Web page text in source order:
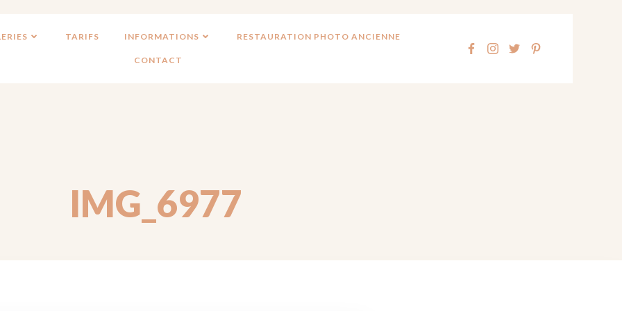
TARIFS INFORMATIONS RESTAURATION PHOTO ANCIENNE
CONTACT
IMG_6977